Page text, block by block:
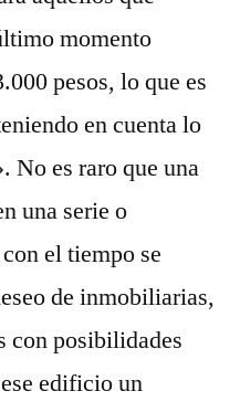
momento
pesos, lo que es
en cuenta lo
No es raro que una
una serie o
el tiempo se
de inmobiliarias,
con posibilidades
edificio un